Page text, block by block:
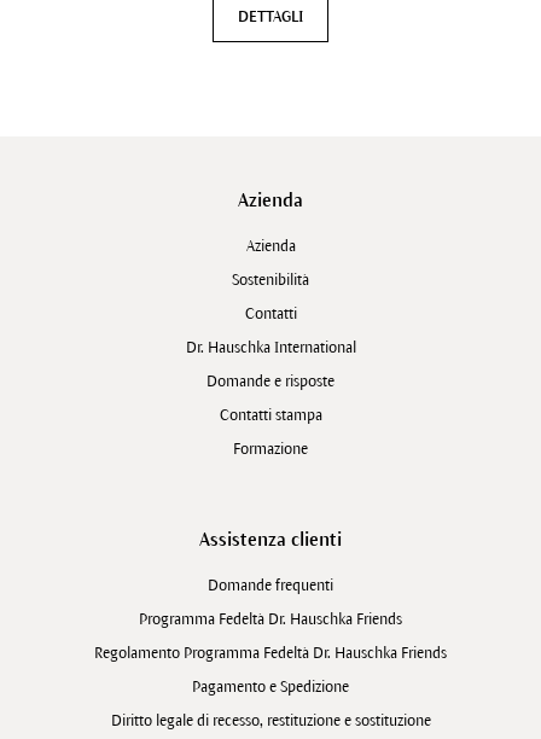
DETTAGLI
Azienda
Azienda
Sostenibilità
Contatti
Dr. Hauschka International
Domande e risposte
Contatti stampa
Formazione
Assistenza clienti
Domande frequenti
Programma Fedeltà Dr. Hauschka Friends
Regolamento Programma Fedeltà Dr. Hauschka Friends
Pagamento e Spedizione
Diritto legale di recesso, restituzione e sostituzione